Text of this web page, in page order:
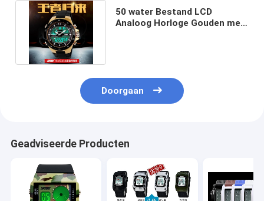
50 water Bestand LCD
Analoog Horloge Gouden met
Doorgaan
Geadviseerde Producten